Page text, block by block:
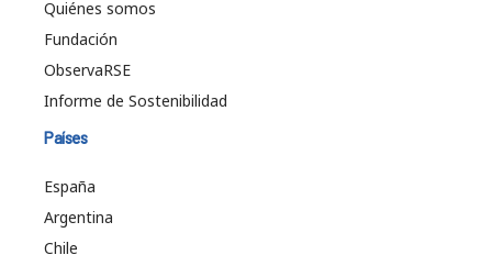
Quiénes somos
Fundación
ObservaRSE
Informe de Sostenibilidad
Países
España
Argentina
Chile